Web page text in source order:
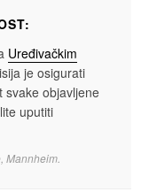
Uređivačkim
je osigurati
svake objavljene
uputiti
Mannheim.